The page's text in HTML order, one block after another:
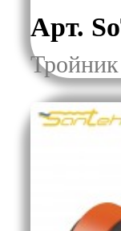
Арт.